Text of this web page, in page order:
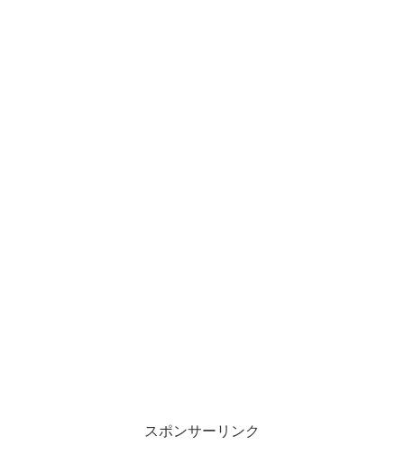
スポンサーリンク